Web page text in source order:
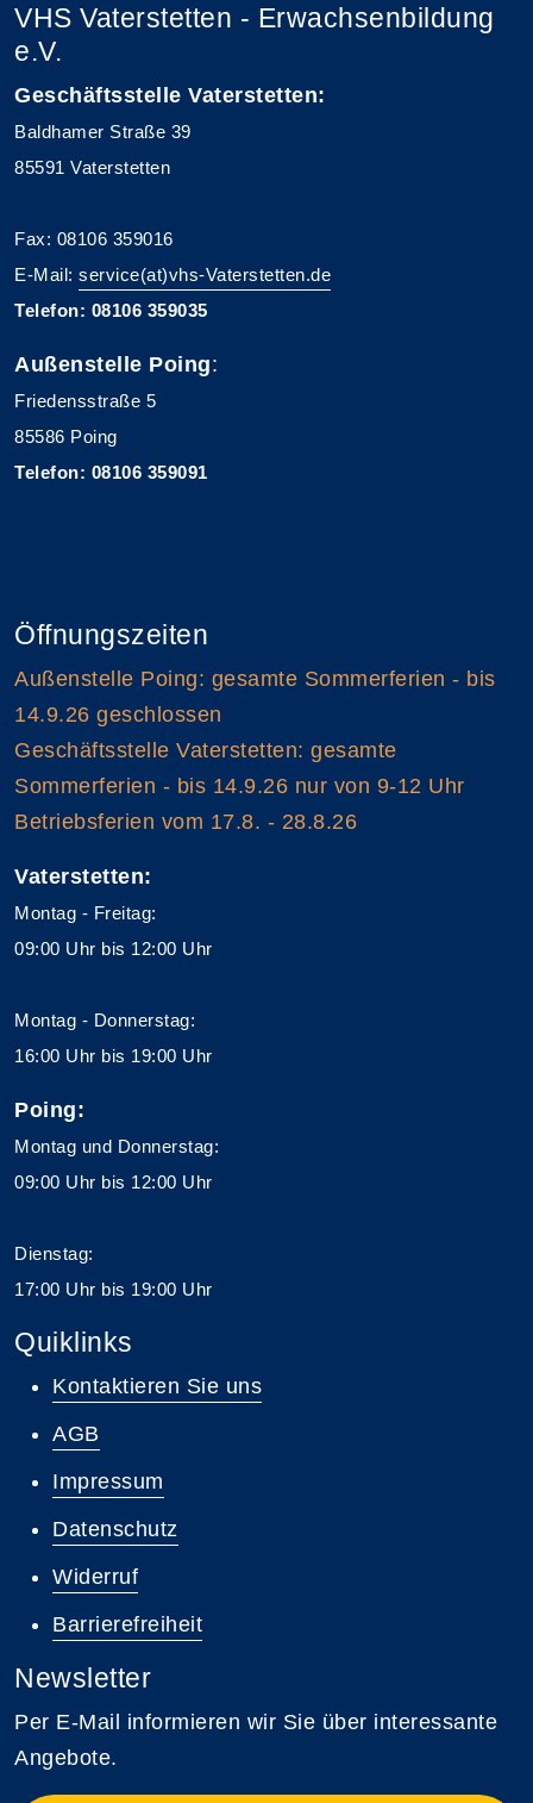
VHS Vaterstetten - Erwachsenbildung
e.V.
Geschäftsstelle Vaterstetten:
Baldhamer Straße 39
85591 Vaterstetten
Fax: 08106 359016
E-Mail: service(at)vhs-Vaterstetten.de
Telefon: 08106 359035
Außenstelle Poing:
Friedensstraße 5
85586 Poing
Telefon: 08106 359091
Öffnungszeiten
Außenstelle Poing: gesamte Sommerferien - bis
14.9.26 geschlossen
Geschäftsstelle Vaterstetten: gesamte
Sommerferien - bis 14.9.26 nur von 9-12 Uhr
Betriebsferien vom 17.8. - 28.8.26
Vaterstetten:
Montag - Freitag:
09:00 Uhr bis 12:00 Uhr
Montag - Donnerstag:
16:00 Uhr bis 19:00 Uhr
Poing:
Montag und Donnerstag:
09:00 Uhr bis 12:00 Uhr
Dienstag:
17:00 Uhr bis 19:00 Uhr
Quiklinks
Kontaktieren Sie uns
AGB
Impressum
Datenschutz
Widerruf
Barrierefreiheit
Newsletter
Per E-Mail informieren wir Sie über interessante
Angebote.